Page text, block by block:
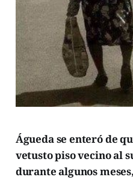
Águeda se enteró de
vetusto piso vecino al
durante algunos